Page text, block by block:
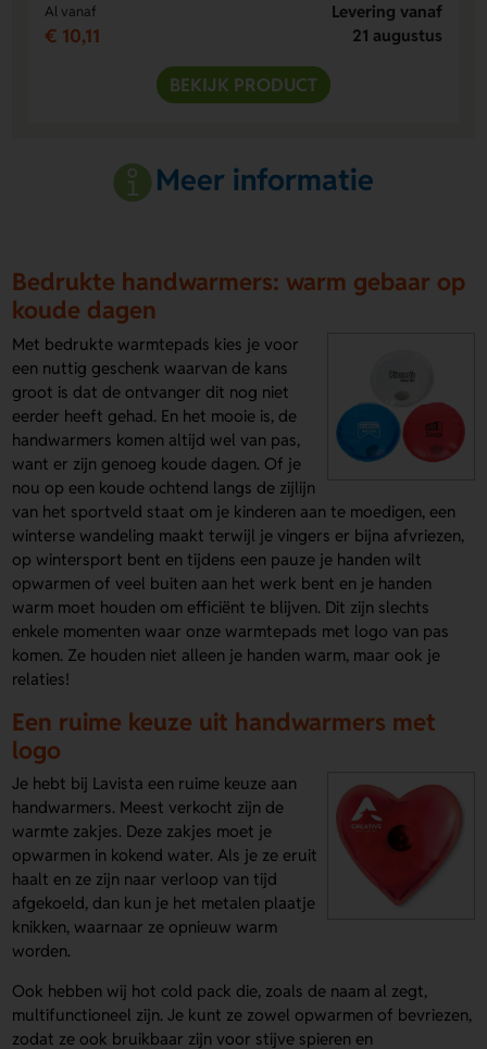
Al vanaf
€ 10,11
Levering vanaf
21 augustus
BEKIJK PRODUCT
Meer informatie
Bedrukte handwarmers: warm gebaar op
koude dagen
Met bedrukte warmtepads kies je voor
een nuttig geschenk waarvan de kans
groot is dat de ontvanger dit nog niet
eerder heeft gehad. En het mooie is, de
handwarmers komen altijd wel van pas,
want er zijn genoeg koude dagen. Of je
nou op een koude ochtend langs de zijlijn
van het sportveld staat om je kinderen aan te moedigen, een
winterse wandeling maakt terwijl je vingers er bijna afvriezen,
op wintersport bent en tijdens een pauze je handen wilt
opwarmen of veel buiten aan het werk bent en je handen
warm moet houden om efficiënt te blijven. Dit zijn slechts
enkele momenten waar onze warmtepads met logo van pas
komen. Ze houden niet alleen je handen warm, maar ook je
relaties!
Een ruime keuze uit handwarmers met
logo
Je hebt bij Lavista een ruime keuze aan
handwarmers. Meest verkocht zijn de
warmte zakjes. Deze zakjes moet je
opwarmen in kokend water. Als je ze eruit
haalt en ze zijn naar verloop van tijd
afgekoeld, dan kun je het metalen plaatje
knikken, waarnaar ze opnieuw warm
worden.
Ook hebben wij hot cold pack die, zoals de naam al zegt,
multifunctioneel zijn. Je kunt ze zowel opwarmen of bevriezen,
zodat ze ook bruikbaar zijn voor stijve spieren en